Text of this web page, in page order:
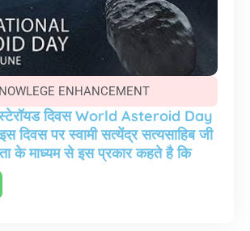
ENHANCEMENT
दिवस World Asteroid Day
दिवस पर स्वामी सत्येंद्र सत्यसाहिब जी
के माध्यम से इस प्रकार कहते है कि